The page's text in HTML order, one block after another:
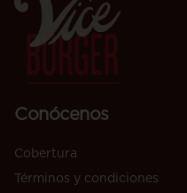
Conócenos
Cobertura
Términos y condiciones